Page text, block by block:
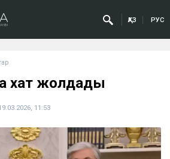
ҚАЗ РУС
хат жолдады
11:53